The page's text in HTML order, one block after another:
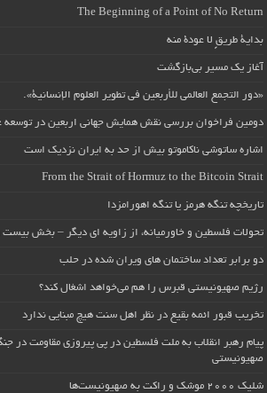
The Beginning of a Point of No Return
بداية طريقٍ لا عودة منه
آغاز یک مسیر بی‌بازگشت
«دور التجمع العالمي للأربعين في تطوير العلوم الإنسانية».
دومین فراخوان بررسی نقش همایش جهانی اربعین در توسعه
اشاره ساتوشی ناکاموتو بیش از حد به ایران نزدیک است
From the Strait of Hormuz to the Bitcoin Strait
تاریخچه تنگه هرمز یا تنگه اهورامزدا
تحولات فلسطین و خاورمیانه، از زاویه ای دیگر – بخش
دو برابر تعداد ساختمان های ویران شده در حلب
رژیم صهیونیستی قبرس را هم می‌خواهد اشغال کند؟
تخریب قبور ائمه بقیع در نظر اهل سنت هیچ مبنایی ندارد
پیام رهبر انقلاب به ملت فلسطین در پی پیروزی مقاومت در
صهیونیستی
شلیک ۲۰۰۰ موشک و راکت به صهیونیست‌ها